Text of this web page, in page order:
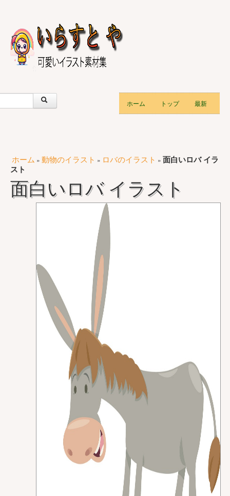
ホーム トップ 最新
ホーム » 動物のイラスト » ロバのイラスト » 面白いロバ イラ
スト
面白いロバ イラスト